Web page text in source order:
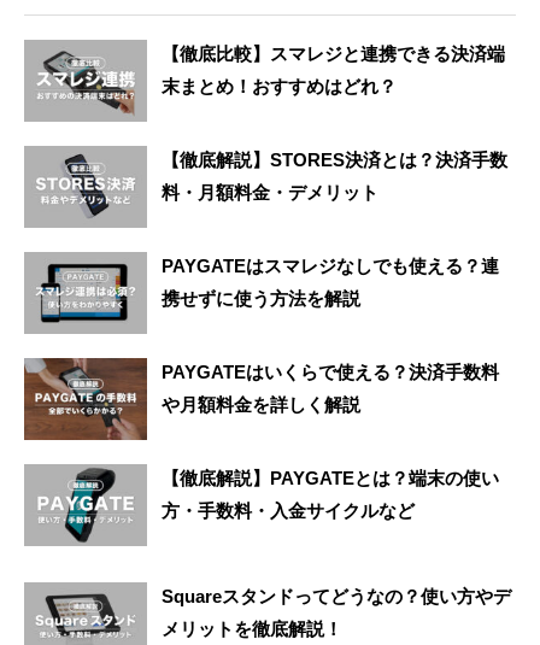
【徹底比較】スマレジと連携できる決済端
末まとめ！おすすめはどれ？
【徹底解説】STORES決済とは？決済手数
料・月額料金・デメリット
PAYGATEはスマレジなしでも使える？連
携せずに使う方法を解説
PAYGATEはいくらで使える？決済手数料
や月額料金を詳しく解説
【徹底解説】PAYGATEとは？端末の使い
方・手数料・入金サイクルなど
Squareスタンドってどうなの？使い方やデ
メリットを徹底解説！